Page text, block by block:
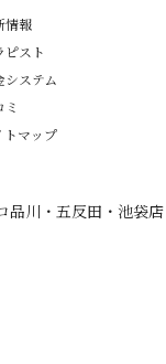
情報
ピスト
システム
ミ
トマップ
品川・五反田・池袋店